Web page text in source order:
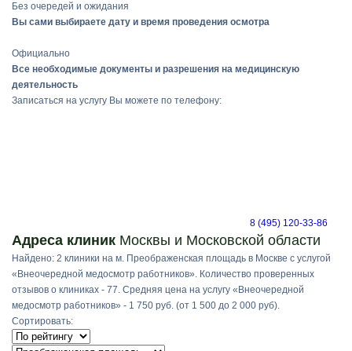
Без очередей и ожидания
Вы сами выбираете дату и время проведения осмотра
Официально
Все необходимые документы и разрешения на медицинскую
деятельность
Записаться на услугу Вы можете по телефону:
8 (495) 120-33-86
Адреса клиник Москвы и Московской области
Найдено: 2 клиники на м. Преображенская площадь в Москве с услугой
«Внеочередной медосмотр работников». Количество проверенных
отзывов о клиниках - 77. Средняя цена на услугу «Внеочередной
медосмотр работников» - 1 750 руб. (от 1 500 до 2 000 руб).
Сортировать: